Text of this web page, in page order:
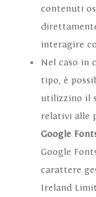
contenuti
interagire
Nel caso in
tipo, è
utilizzino il
relativi alle
Google
Google
carattere
Ireland